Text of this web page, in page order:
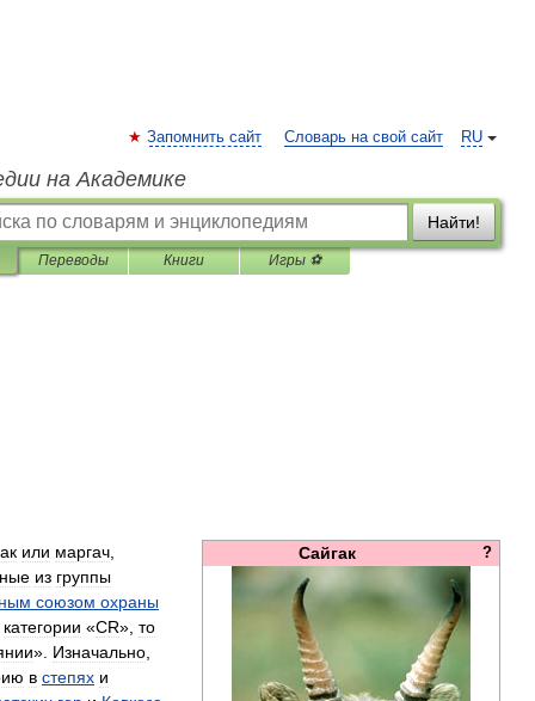
RU
Запомнить сайт Словарь на свой сайт
на Академике
Найти!
Переводы Книги Игры ⚽
?
Сайгак
или маргач
из группы
союзом охраны
категории «CR», то
». Изначально
в степях и